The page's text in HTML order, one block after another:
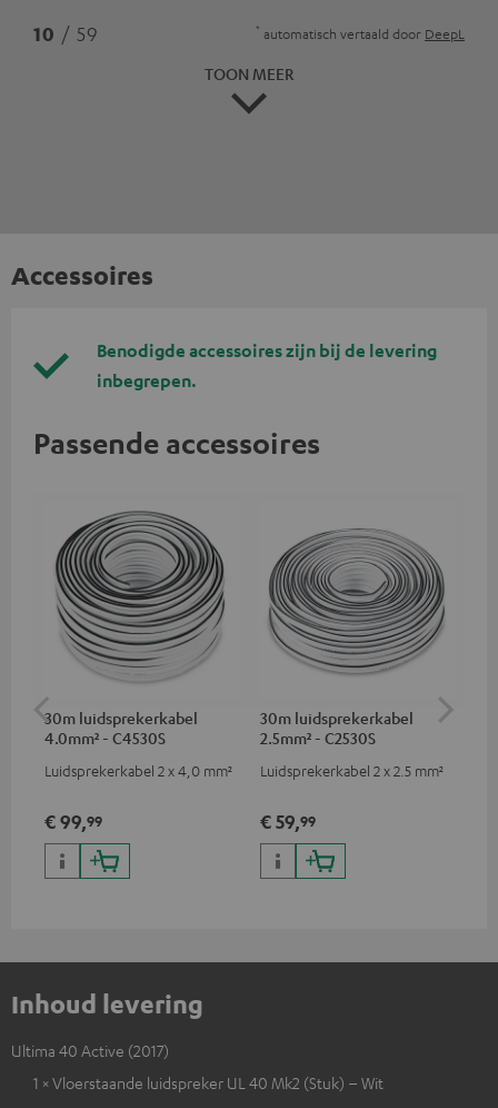
10 / 59 * automatisch vertaald door DeepL
TOON MEER
Accessoires
Benodigde accessoires zijn bij de levering
inbegrepen.
Passende accessoires
30m luidsprekerkabel
4.0mm² - C4530S
Luidsprekerkabel 2 x 4,0 mm²
€ 99,99
30m luidsprekerkabel
2.5mm² - C2530S
Luidsprekerkabel 2 x 2.5 mm²
€ 59,99
Inhoud levering
Ultima 40 Active (2017)
1 × Vloerstaande luidspreker UL 40 Mk2 (Stuk) – Wit